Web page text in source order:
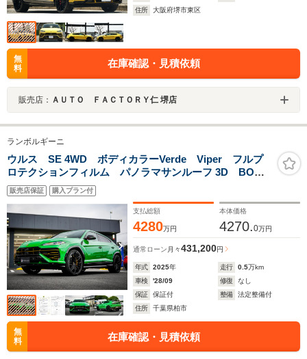
住所 大阪府堺市東区
無
料
在庫確認・見積依頼
販売店： ＡＵＴＯ ＦＡＣＴＯＲＹ仁 堺店
ランボルギーニ
ウルス SE 4WD ボディカラーVerde Viper フルプ
ロテクションフィルム パノラマサンルーフ 3D BOス
ピーカー 23インチホイール スタイリングPKG
販売店保証 購入プラン付
支払総額
4280万円
本体価格
4270.0万円
通常ローン 月々431,200円
年式 2025年 走行 0.5万km
車検
'28/09 修復
なし
保証
保証付 整備
法定整備付
住所
千葉県柏市
無
料
在庫確認・見積依頼